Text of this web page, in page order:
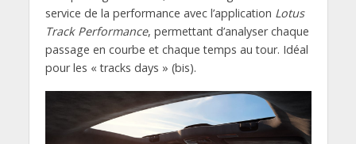
service de la performance avec l’application Lotus
Track Performance, permettant d’analyser chaque
passage en courbe et chaque temps au tour. Idéal
pour les « tracks days » (bis).